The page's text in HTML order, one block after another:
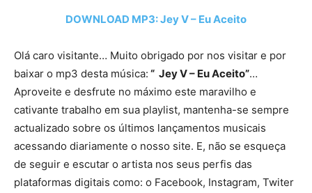
DOWNLOAD MP3: Jey V – Eu Aceito
Olá caro visitante… Muito obrigado por nos visitar e por
baixar o mp3 desta música: “ Jey V – Eu Aceito”…
Aproveite e desfrute no máximo este maravilho e
cativante trabalho em sua playlist, mantenha-se sempre
actualizado sobre os últimos lançamentos musicais
acessando diariamente o nosso site. E, não se esqueça
de seguir e escutar o artista nos seus perfis das
plataformas digitais como: o Facebook, Instagram, Twiter